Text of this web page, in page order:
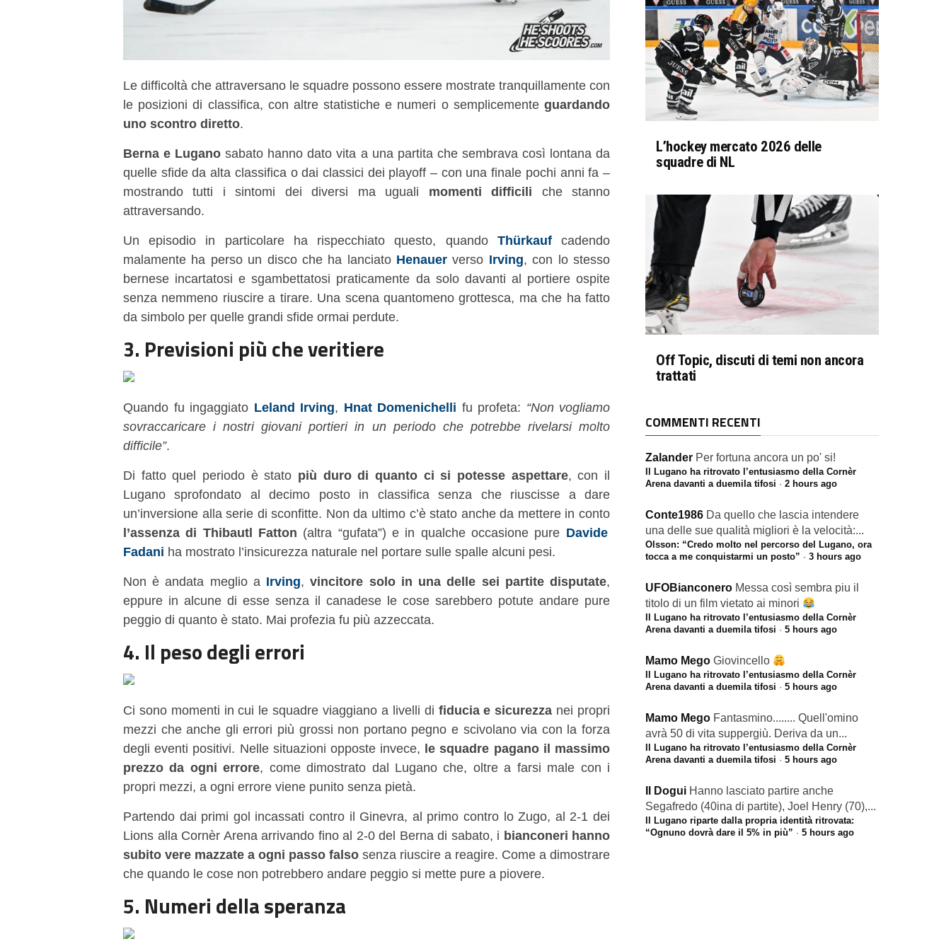
Le difficoltà che attraversano le squadre possono essere mostrate tranquillamente con
le posizioni di classifica, con altre statistiche e numeri o semplicemente guardando
uno scontro diretto.
Berna e Lugano sabato hanno dato vita a una partita che sembrava così lontana da
quelle sfide da alta classifica o dai classici dei playoff – con una finale pochi anni fa –
mostrando tutti i sintomi dei diversi ma uguali momenti difficili che stanno
attraversando.
Un episodio in particolare ha rispecchiato questo, quando Thürkaufcadendo
malamente ha perso un disco che ha lanciato Henauer verso Irving, con lo stesso
bernese incartatosi e sgambettatosi praticamente da solo davanti al portiere ospite
senza nemmeno riuscire a tirare. Una scena quantomeno grottesca, ma che ha fatto
da simbolo per quelle grandi sfide ormai perdute.
3. Previsioni più che veritiere
Quando fu ingaggiato Leland Irving, Hnat Domenichelli fu profeta: “Non vogliamo
sovraccaricare i nostri giovani portieri in un periodo che potrebbe rivelarsi molto
difficile”.
Di fatto quel periodo è stato più duro di quanto ci si potesse aspettare, con il
Lugano sprofondato al decimo posto in classifica senza che riuscisse a dare
un’inversione alla serie di sconfitte. Non da ultimo c’è stato anche da mettere in conto
l’assenza di Thibautl Fatton (altra “gufata”) e in qualche occasione pure Davide
Fadani ha mostrato l’insicurezza naturale nel portare sulle spalle alcuni pesi.
Non è andata meglio a Irving,vincitore solo in una delle sei partite disputate,
eppure in alcune di esse senza il canadese le cose sarebbero potute andare pure
peggio di quanto è stato. Mai profezia fu più azzeccata.
4. Il peso degli errori
Ci sono momenti in cui le squadre viaggiano a livelli di fiducia e sicurezza nei propri
mezzi che anche gli errori più grossi non portano pegno e scivolano via con la forza
degli eventi positivi. Nelle situazioni opposte invece, le squadre pagano il massimo
prezzo da ogni errore, come dimostrato dal Lugano che, oltre a farsi male con i
propri mezzi, a ogni errore viene punito senza pietà.
Partendo dai primi gol incassati contro il Ginevra, al primo contro lo Zugo, al 2-1 dei
Lions alla Cornèr Arena arrivando fino al 2-0 del Berna di sabato, i bianconeri hanno
subito vere mazzate a ogni passo falso senza riuscire a reagire. Come a dimostrare
che quando le cose non potrebbero andare peggio si mette pure a piovere.
5. Numeri della speranza
L’hockey mercato 2026 delle
squadre di NL
Off Topic, discuti di temi non ancora
trattati
COMMENTI RECENTI
Zalander Per fortuna ancora un po' si!
Il Lugano ha ritrovato l’entusiasmo della Cornèr
Arena davanti a duemila tifosi · 2 hours ago
Conte1986 Da quello che lascia intendere
una delle sue qualità migliori è la velocità:...
Olsson: “Credo molto nel percorso del Lugano, ora
tocca a me conquistarmi un posto” · 3 hours ago
UFOBianconero Messa così sembra piu il
titolo di un film vietato ai minori
Il Lugano ha ritrovato l’entusiasmo della Cornèr
Arena davanti a duemila tifosi · 5 hours ago
Mamo Mego Giovincello
Il Lugano ha ritrovato l’entusiasmo della Cornèr
Arena davanti a duemila tifosi · 5 hours ago
Mamo Mego Fantasmino........ Quell'omino
avrà 50 di vita suppergiù. Deriva da un...
Il Lugano ha ritrovato l’entusiasmo della Cornèr
Arena davanti a duemila tifosi · 5 hours ago
Il Dogui Hanno lasciato partire anche
Segafredo (40ina di partite), Joel Henry (70),...
Il Lugano riparte dalla propria identità ritrovata:
“Ognuno dovrà dare il 5% in più” · 5 hours ago